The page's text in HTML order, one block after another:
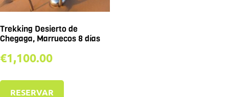
Trekking Desierto de
Chegaga, Marruecos 8 días
€1,100.00
RESERVAR